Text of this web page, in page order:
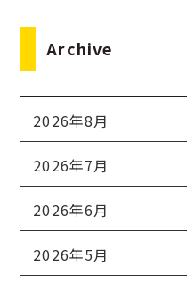
Archive
2026年8月
2026年7月
2026年6月
2026年5月